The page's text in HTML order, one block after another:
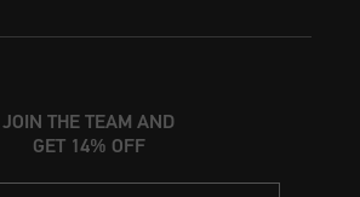
JOIN THE TEAM AND
GET 14% OFF